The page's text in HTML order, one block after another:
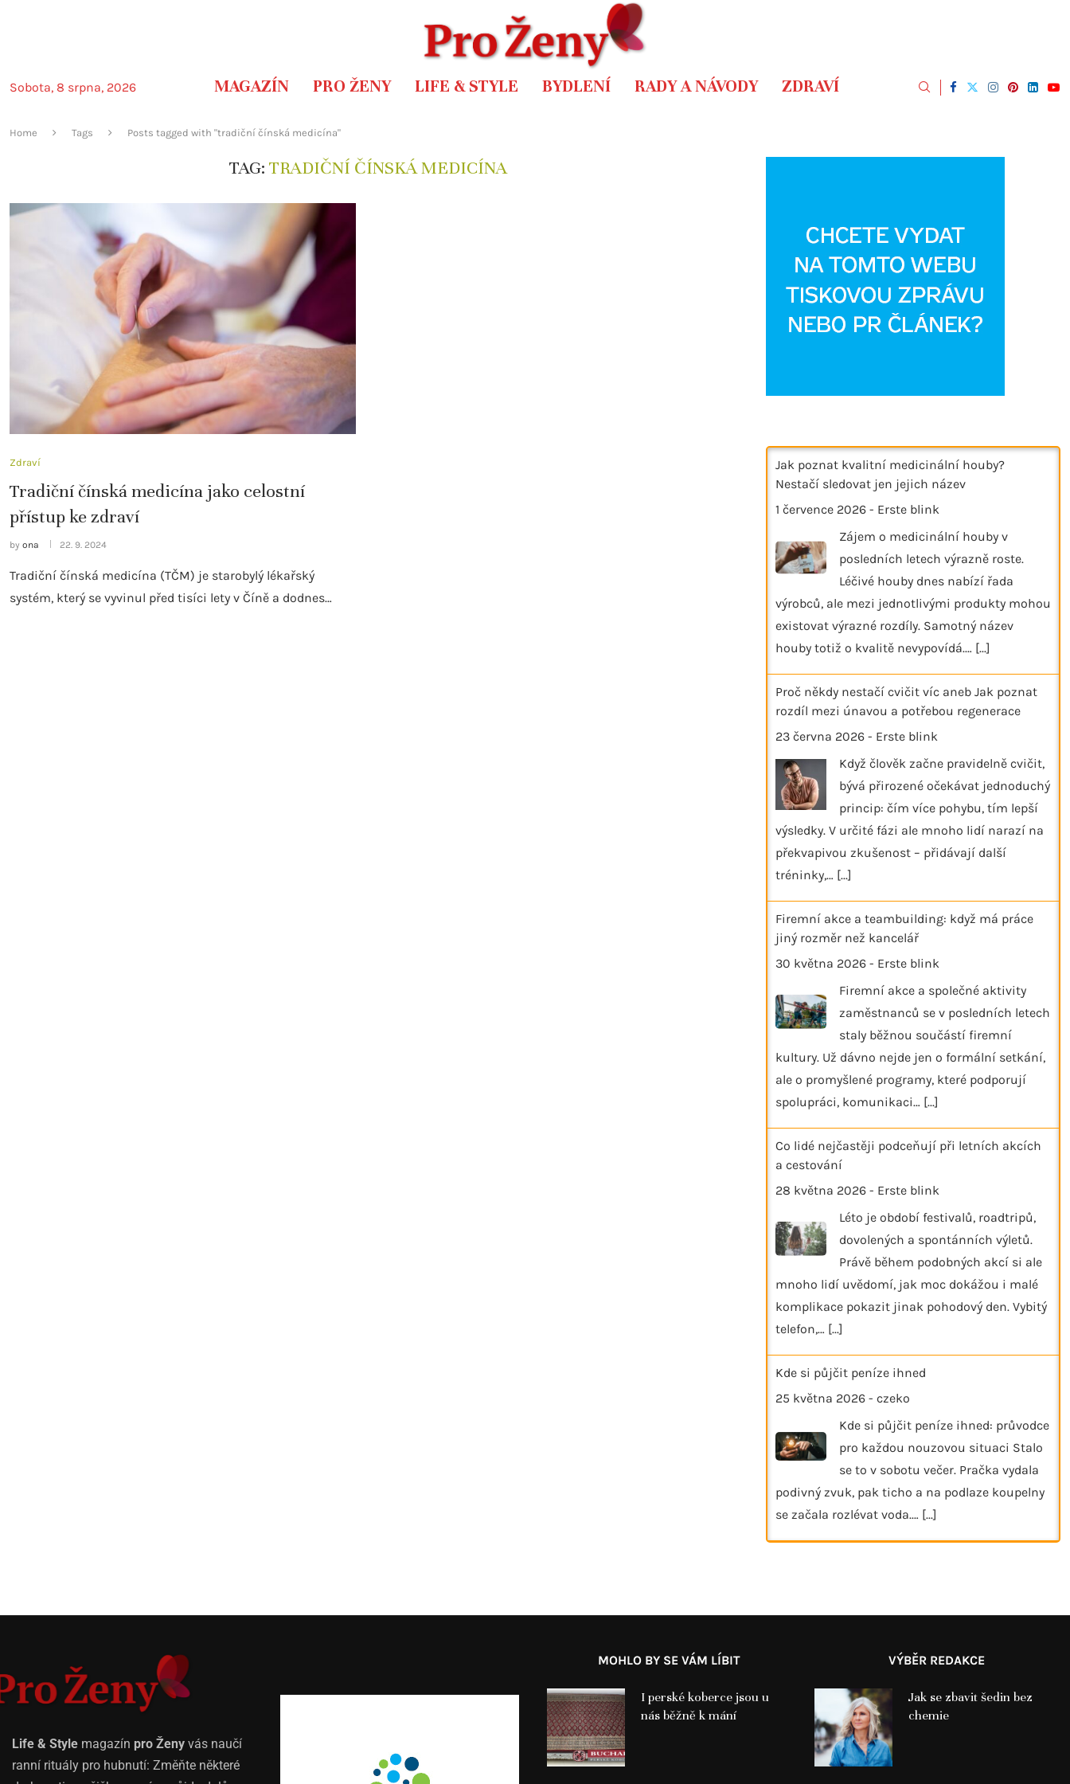
Sobota, 8 srpna, 2026 MAGAZÍN PRO ŽENY LIFE & STYLE BYDLENÍ RADY A NÁVODY ZDRAVÍ
Home Tags Posts tagged with "tradiční čínská medicína"
TAG: TRADIČNÍ ČÍNSKÁ MEDICÍNA
Zdraví
Tradiční čínská medicína jako celostní
přístup ke zdraví
by ona 22. 9. 2024
Tradiční čínská medicína (TČM) je starobylý lékařský
systém, který se vyvinul před tisíci lety v Číně a dodnes…
Jak poznat kvalitní medicinální houby?
Nestačí sledovat jen jejich název
1 července 2026 - Erste blink
Zájem o medicinální houby v
posledních letech výrazně roste.
Léčivé houby dnes nabízí řada
výrobců, ale mezi jednotlivými produkty mohou
existovat výrazné rozdíly. Samotný název
houby totiž o kvalitě nevypovídá.… [...]
Proč někdy nestačí cvičit víc aneb Jak poznat
rozdíl mezi únavou a potřebou regenerace
23 června 2026 - Erste blink
Když člověk začne pravidelně cvičit,
bývá přirozené očekávat jednoduchý
princip: čím více pohybu, tím lepší
výsledky. V určité fázi ale mnoho lidí narazí na
překvapivou zkušenost – přidávají další
tréninky,… [...]
Firemní akce a teambuilding: když má práce
jiný rozměr než kancelář
30 května 2026 - Erste blink
Firemní akce a společné aktivity
zaměstnanců se v posledních letech
staly běžnou součástí firemní
kultury. Už dávno nejde jen o formální setkání,
ale o promyšlené programy, které podporují
spolupráci, komunikaci… [...]
Co lidé nejčastěji podceňují při letních akcích
a cestování
28 května 2026 - Erste blink
Léto je období festivalů, roadtripů,
dovolených a spontánních výletů.
Právě během podobných akcí si ale
mnoho lidí uvědomí, jak moc dokážou i malé
komplikace pokazit jinak pohodový den. Vybitý
telefon,… [...]
Kde si půjčit peníze ihned
25 května 2026 - czeko
Kde si půjčit peníze ihned: průvodce
pro každou nouzovou situaci Stalo
se to v sobotu večer. Pračka vydala
podivný zvuk, pak ticho a na podlaze koupelny
se začala rozlévat voda.… [...]
Life & Style magazín pro Ženy vás naučí
ranní rituály pro hubnutí: Změňte některé
MOHLO BY SE VÁM LÍBIT
I perské koberce jsou u
nás běžně k mání
VÝBĚR REDAKCE
Jak se zbavit šedin bez
chemie